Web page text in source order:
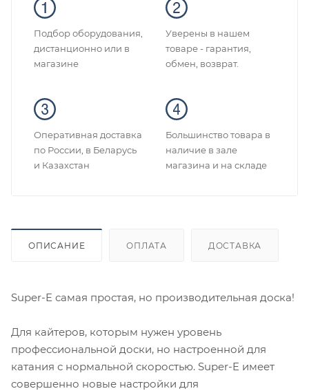
Подбор оборудования,
дистанционно или в
магазине
Уверены в нашем
товаре - гарантия,
обмен, возврат.
Оперативная доставка
по России, в Беларусь
и Казахстан
Большинство товара в
наличие в зале
магазина и на складе
ОПИСАНИЕ ОПЛАТА ДОСТАВКА
Super-E самая простая, но производительная доска!
Для кайтеров, которым нужен уровень
профессиональной доски, но настроенной для
катания с нормальной скоростью. Super-E имеет
совершенно новые настройки для